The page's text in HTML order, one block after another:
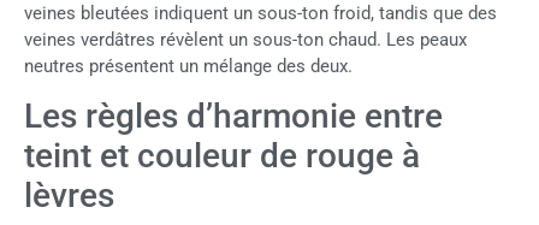
veines bleutées indiquent un sous-ton froid, tandis que des
veines verdâtres révèlent un sous-ton chaud. Les peaux
neutres présentent un mélange des deux.
Les règles d’harmonie entre
teint et couleur de rouge à
lèvres